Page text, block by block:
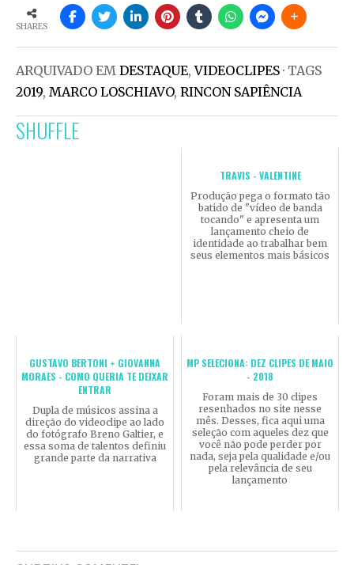
SHARES
ARQUIVADO EM DESTAQUE,VIDEOCLIPES · TAGS
2019, MARCO LOSCHIAVO, RINCON SAPIÊNCIA
SHUFFLE
TRAVIS - VALENTINE
Produção pega o formato tão
batido de "vídeo de banda
tocando" e apresenta um
lançamento cheio de
identidade ao trabalhar bem
seus elementos mais básicos
GUSTAVO BERTONI + GIOVANNA
MORAES - COMO QUERIA TE DEIXAR
ENTRAR
Dupla de músicos assina a
direção do videoclipe ao lado
do fotógrafo Breno Galtier, e
essa soma de talentos definiu
grande parte da narrativa
MP SELECIONA: DEZ CLIPES DE MAIO
- 2018
Foram mais de 30 clipes
resenhados no site nesse
mês. Desses, fica aqui uma
seleção com aqueles dez que
você não pode perder por
nada, seja pela qualidade e/ou
pela relevância de seu
lançamento